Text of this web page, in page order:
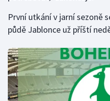
Parasport
Plavání
Plážový volejbal
První utkání v jarní sezoně
půdě Jablonce už příští